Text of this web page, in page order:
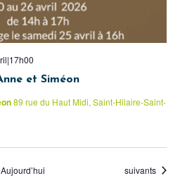
et Siméon
89 rue du Haut Midi, Saint-Hilaire-Saint-
Aujourd’hui Évènements
suivants